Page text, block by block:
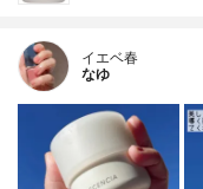
イエベ春
なゆ